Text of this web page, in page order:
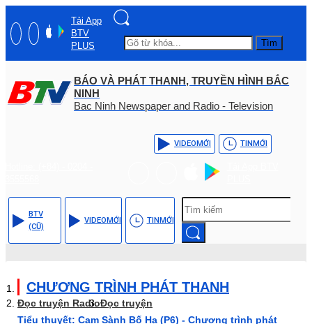
Tải App
BTV
PLUS
Tìm
BÁO VÀ PHÁT THANH, TRUYỀN HÌNH BẮC
NINH
Bac Ninh Newspaper and Radio - Television
VIDEOMỚI TINMỚI
BTV
(CŨ)
VIDEOMỚI TINMỚI
CHƯƠNG TRÌNH PHÁT THANH
Đọc truyện RadioĐọc truyện
Tiểu thuyết: Cam Sành Bố Hạ (P6) - Chương trình phát